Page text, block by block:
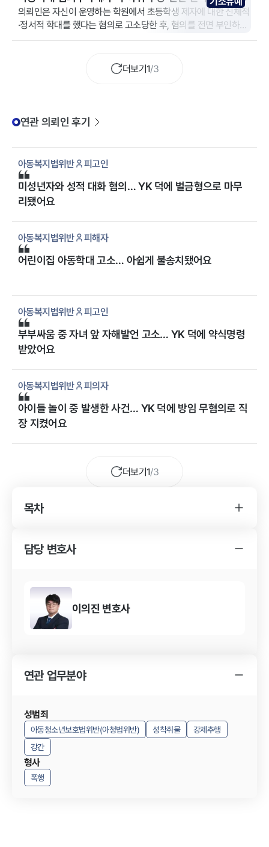
주장과 함께 강력한 변호인의 조력이 필요한 상황이었습니다. 이
에 의뢰인은 법무법인 YK 창원 분사무소에 사건을 의뢰하였습니
다. 또한 의뢰인은 이 사건으로 인하여 동업자로부터 정산금청구
를 하겠다는 소송통지를 받아 해당 민사사건 대응도 맡겨주셨습니
없음 무혐의 성공
의뢰인은 자신이 운영하는 학원에서 초등학생 제자에 대한 신체적
·정서적 학대를 했다는 혐의로 고소당한 후, 혐의를 전면 부인하며
법적 조력을 받기 위해 법무법인 YK 원주 분사무소를 찾게 되었습
더보기1/3
연관 의뢰인 후기
아동복지법위반 피고인
미성년자와 성적 대화 혐의… YK 덕에 벌금형으로 마무
리됐어요
아동복지법위반 피해자
어린이집 아동학대 고소… 아쉽게 불송치됐어요
아동복지법위반 피고인
부부싸움 중 자녀 앞 자해발언 고소… YK 덕에 약식명령
받았어요
아동복지법위반 피의자
아이들 놀이 중 발생한 사건… YK 덕에 방임 무혐의로 직
장 지켰어요
더보기1/3
목차
아동복지법위반 사건의 특징
아동복지법위반 사건의 결과
아동복지법위반 사건 결과의 의의
담당 변호사
이의진 변호사
연관 업무분야
성범죄
아동청소년보호법위반(아청법위반) 성착취물
강제추행
강간
형사
폭행